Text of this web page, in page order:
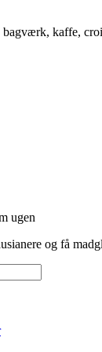
kaffe,
ugen
og få